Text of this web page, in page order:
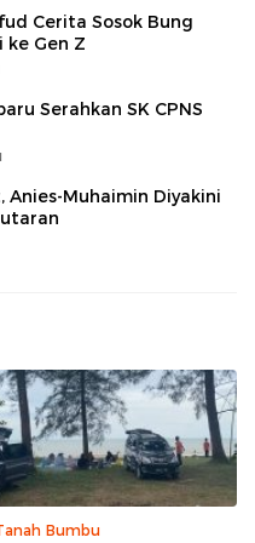
Cerita Sosok Bung
Gen Z
Serahkan SK CPNS
Muhaimin Diyakini
Bumbu